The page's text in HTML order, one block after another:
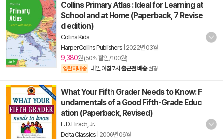
Collins Primary Atlas : Ideal for Learning at
School and at Home (Paperback, 7 Revise
d edition)
Collins Kids
HarperCollins Publishers 2022년 03월
9,380원 (50% 할인 / 100원)
양탄자배송 내일 아침 7시 출근전 배송 변경
What Your Fifth Grader Needs to Know: F
undamentals of a Good Fifth-Grade Educ
ation (Paperback, Revised)
E. D. Hirsch, Jr.
Delta Classics 2006년 06월